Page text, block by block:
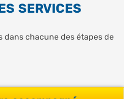
SERVICES
dans chacune des étapes de